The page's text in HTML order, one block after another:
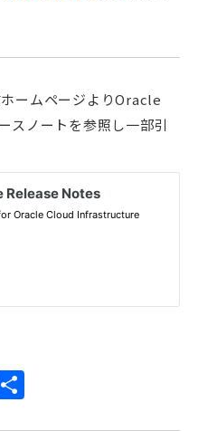
ームページよりOracle
ノートを参照し一部引